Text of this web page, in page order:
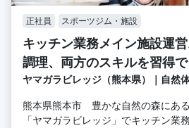
正社員 スポーツジム・施設
キッチン業務メイン施設運
調理、両方のスキルを習得
ヤマガラビレッジ（熊本県）｜自然
熊本県熊本市 豊かな自然の森にあ
「ヤマガラビレッジ」でキッチン業